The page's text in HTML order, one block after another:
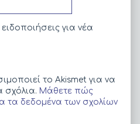
για νέα
το Akismet για να
σχόλια. Μάθετε πώς
τα δεδομένα των σχολίων